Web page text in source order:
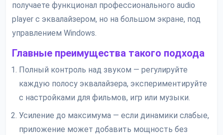
получаете функционал профессионального audio
player с эквалайзером, но на большом экране, под
управлением Windows.
Главные преимущества такого подхода
Полный контроль над звуком — регулируйте
каждую полосу эквалайзера, экспериментируйте
с настройками для фильмов, игр или музыки.
Усиление до максимума — если динамики слабые,
приложение может добавить мощность без